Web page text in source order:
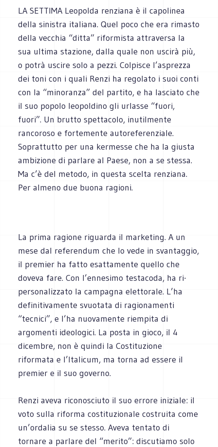
LA SETTIMA Leopolda renziana è il capolinea
della sinistra italiana. Quel poco che era rimasto
della vecchia “ditta” riformista attraversa la
sua ultima stazione, dalla quale non uscirà più,
o potrà uscire solo a pezzi. Colpisce l’asprezza
dei toni con i quali Renzi ha regolato i suoi conti
con la “minoranza” del partito, e ha lasciato che
il suo popolo leopoldino gli urlasse “fuori,
fuori”. Un brutto spettacolo, inutilmente
rancoroso e fortemente autoreferenziale.
Soprattutto per una kermesse che ha la giusta
ambizione di parlare al Paese, non a se stessa.
Ma c’è del metodo, in questa scelta renziana.
Per almeno due buona ragioni.
La prima ragione riguarda il marketing. A un
mese dal referendum che lo vede in svantaggio,
il premier ha fatto esattamente quello che
doveva fare. Con l’ennesimo testacoda, ha ri-
personalizzato la campagna elettorale. L’ha
definitivamente svuotata di ragionamenti
“tecnici”, e l’ha nuovamente riempita di
argomenti ideologici. La posta in gioco, il 4
dicembre, non è quindi la Costituzione
riformata e l’Italicum, ma torna ad essere il
premier e il suo governo.
Renzi aveva riconosciuto il suo errore iniziale: il
voto sulla riforma costituzionale costruita come
un’ordalia su se stesso. Aveva tentato di
tornare a parlare del “merito”: discutiamo solo